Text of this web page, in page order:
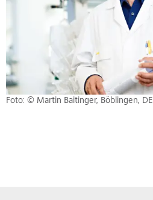
Foto: © Martin Baitinger, Böblingen, DE